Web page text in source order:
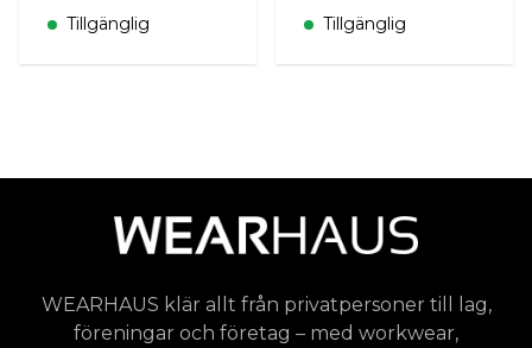
Tillgänglig Tillgänglig
WEARHAUS klär allt från privatpersoner till lag,
föreningar och företag – med workwear,